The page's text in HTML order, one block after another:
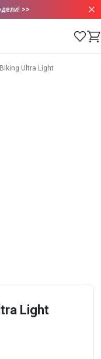
>>
Ultra Light
Light